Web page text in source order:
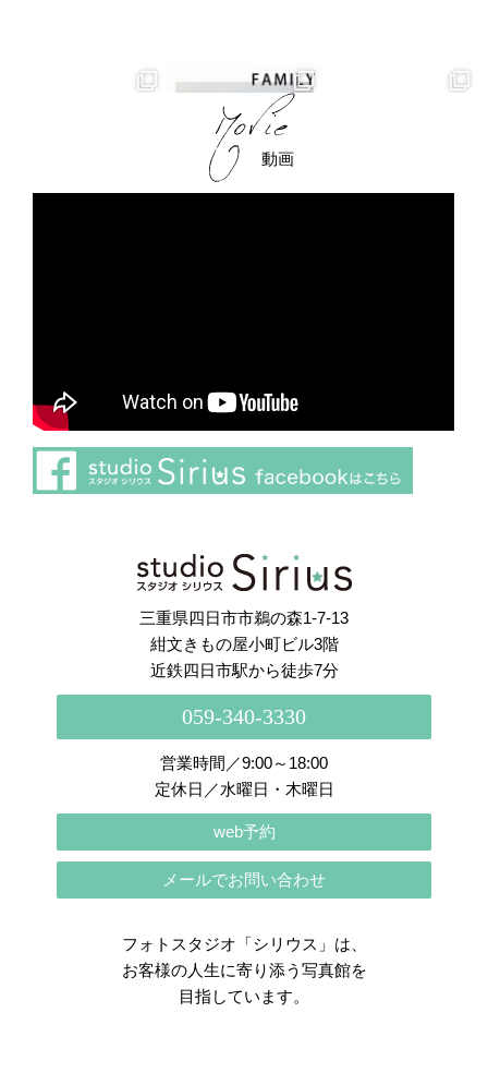
Instagram でフォロー
動画
三重県四日市市鵜の森1-7-13
紺文きもの屋小町ビル3階
近鉄四日市駅から徒歩7分
059-340-3330
営業時間／9:00～18:00
定休日／水曜日・木曜日
web予約
メールでお問い合わせ
フォトスタジオ「シリウス」は、
お客様の人生に寄り添う写真館を
目指しています。